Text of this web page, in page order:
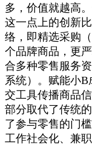
多，价值就越高
这一点上的创新
络，即精选采购
个品牌商品，更
合多种零售服务
系统）。赋能小
交工具传播商品
部分取代了传统
了参与零售的门
工作社会化、兼职